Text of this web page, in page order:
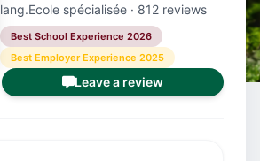
lang.Ecole spécialisée · 812 reviews
Best School Experience 2026
Best Employer Experience 2025
Leave a review